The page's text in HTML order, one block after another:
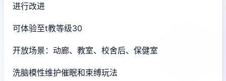
进行改进
可体验至t教等级30
开放场景：动廊、教室、校舍后、保健室
洗脑模性维护催眠和束缚玩法